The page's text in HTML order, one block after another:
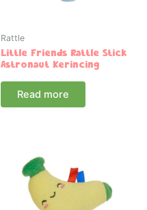
Rattle
Little Friends Rattle Stick
Astronaut Kerincing
Read more